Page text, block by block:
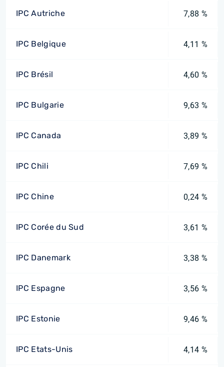
IPC Autriche 7,88 %
IPC Belgique 4,11 %
IPC Brésil 4,60 %
IPC Bulgarie 9,63 %
IPC Canada 3,89 %
IPC Chili 7,69 %
IPC Chine 0,24 %
IPC Corée du Sud 3,61 %
IPC Danemark 3,38 %
IPC Espagne 3,56 %
IPC Estonie 9,46 %
IPC Etats-Unis 4,14 %